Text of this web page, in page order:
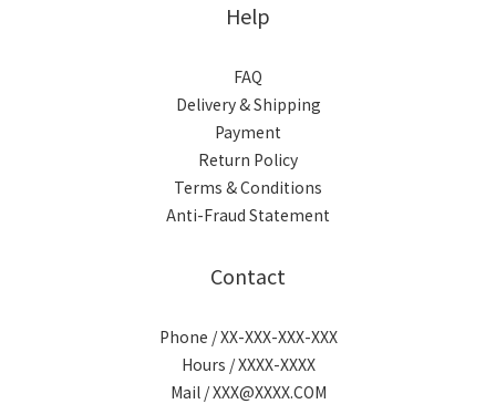
Help
FAQ
Delivery & Shipping
Payment
Return Policy
Terms & Conditions
Anti-Fraud Statement
Contact
Phone / XX-XXX-XXX-XXX
Hours / XXXX-XXXX
Mail / XXX@XXXX.COM